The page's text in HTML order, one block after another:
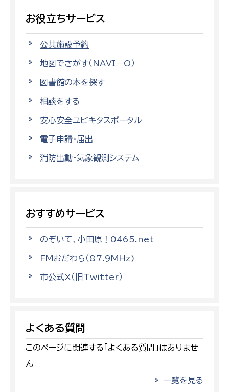
お役立ちサービス
公共施設予約
地図でさがす（NAVI－O）
図書館の本を探す
相談をする
安心安全ユビキタスポータル
電子申請・届出
消防出動・気象観測システム
おすすめサービス
のぞいて、小田原！0465.net
FMおだわら（87.9MHz)
市公式X（旧Twitter）
よくある質問
このページに関連する「よくある質問」はありませ
ん
一覧を見る